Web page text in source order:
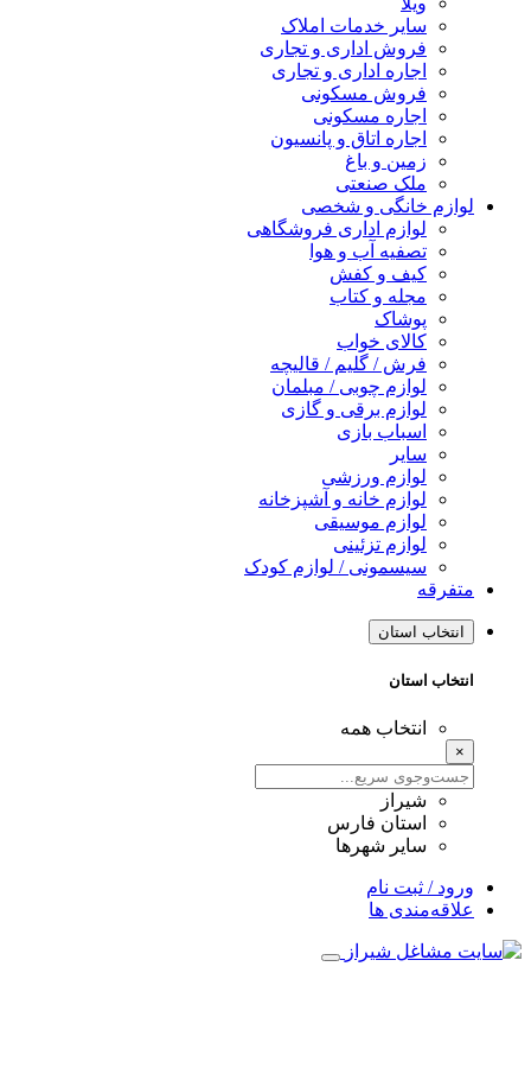
سایر خدمات املاک
فروش اداری و تجاری
اجاره اداری و تجاری
فروش مسکونی
اجاره مسکونی
اجاره اتاق و پانسیون
زمین و باغ
ملک صنعتی
لوازم خانگی و شخصی
لوازم اداری فروشگاهی
تصفیه آب و هوا
کیف و کفش
مجله و کتاب
پوشاک
کالای خواب
فرش / گلیم / قالیچه
لوازم چوبی / مبلمان
لوازم برقی و گازی
اسباب بازی
سایر
لوازم ورزشی
لوازم خانه و آشپزخانه
لوازم موسیقی
لوازم تزئینی
سیسمونی / لوازم کودک
متفرقه
انتخاب استان
انتخاب استان
انتخاب همه
×
شیراز
استان فارس
سایر شهرها
ورود / ثبت نام
علاقه‌مندی ها